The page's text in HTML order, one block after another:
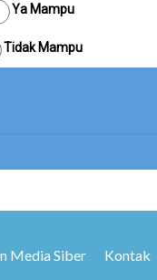
Ya Mampu
Tidak Mampu
Media Siber Kontak